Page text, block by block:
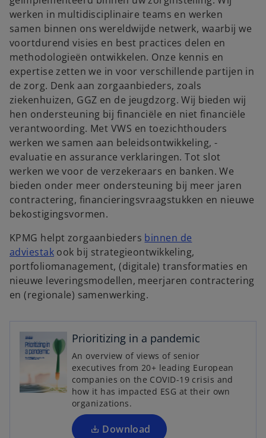
werken in multidisciplinaire teams en werken
samen binnen ons wereldwijde netwerk, waarbij we
voortdurend visies en best practices delen en
methodologieën ontwikkelen. Onze kennis en
expertise zetten we in voor verschillende partijen in
de zorg. Denk aan zorgaanbieders, zoals
ziekenhuizen, GGZ en de jeugdzorg. Wij bieden wij
hen ondersteuning bij financiële en niet financiële
verantwoording. Met VWS en toezichthouders
werken we samen aan beleidsontwikkeling, -
evaluatie en assurance verklaringen. Tot slot
werken we voor de verzekeraars en banken. We
bieden onder meer ondersteuning bij meer jaren
contractering, financieringsvraagstukken en nieuwe
bekostigingsvormen.
KPMG helpt zorgaanbieders binnen de
adviestakook bij strategieontwikkeling,
portfoliomanagement, (digitale) transformaties en
nieuwe leveringsmodellen, meerjaren contractering
en (regionale) samenwerking.
Prioritizing in a pandemic
An overview of views of senior
executives from 20+ leading European
companies on the COVID-19 crisis and
how it has impacted ESG at their own
organizations.
Download
p
e
n
s
i
n
a